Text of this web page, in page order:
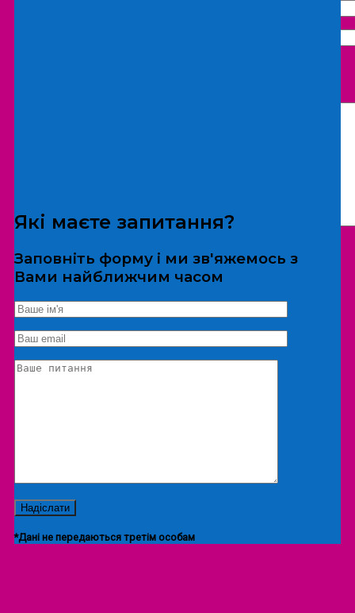
*Дані не передаються третім особам
Екскурсія/локація
Які маєте запитання?
Заповніть форму і ми зв'яжемось з
Вами найближчим часом
*Дані не передаються третім особам